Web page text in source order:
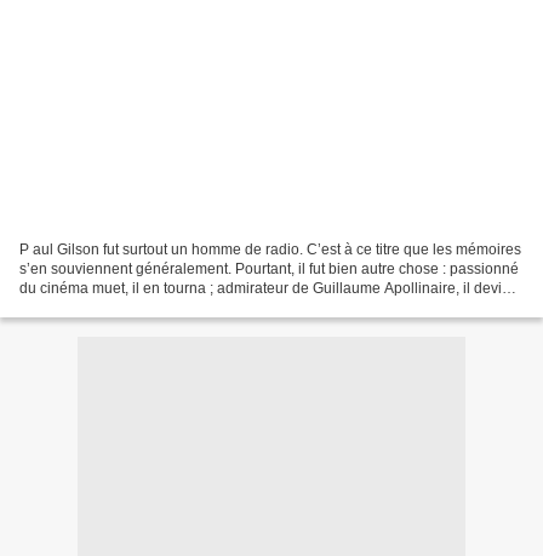
P aul Gilson fut surtout un homme de radio. C’est à ce titre que les mémoires
s’en souviennent généralement. Pourtant, il fut bien autre chose : passionné
du cinéma muet, il en tourna ; admirateur de Guillaume Apollinaire, il devint